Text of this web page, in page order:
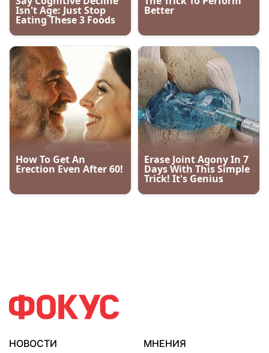
НОВОСТИ
МНЕНИЯ